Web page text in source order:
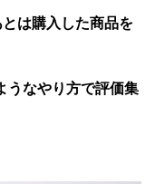
は購入した商品を
うなやり方で評価集